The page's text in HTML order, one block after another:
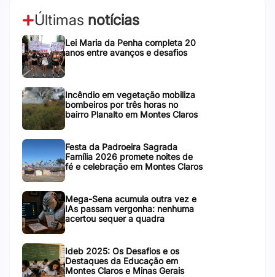
Últimas notícias
Lei Maria da Penha completa 20
anos entre avanços e desafios
Incêndio em vegetação mobiliza
bombeiros por três horas no
bairro Planalto em Montes Claros
Festa da Padroeira Sagrada
Família 2026 promete noites de
fé e celebração em Montes Claros
Mega-Sena acumula outra vez e
IAs passam vergonha: nenhuma
acertou sequer a quadra
Ideb 2025: Os Desafios e os
Destaques da Educação em
Montes Claros e Minas Gerais